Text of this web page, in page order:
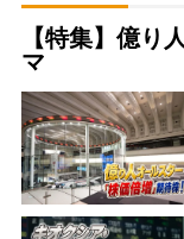
【特集】億り
マ